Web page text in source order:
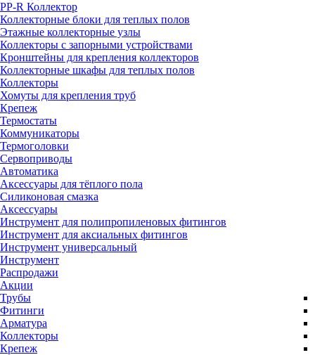
PP-R Коллектор
Коллекторные блоки для теплых полов
Этажные коллекторные узлы
Коллекторы с запорными устройствами
Кронштейны для крепления коллекторов
Коллекторные шкафы для теплых полов
Коллекторы
Хомуты для крепления труб
Крепеж
Термостаты
Коммуникаторы
Термоголовки
Сервоприводы
Автоматика
Аксессуары для тёплого пола
Силиконовая смазка
Аксессуары
Инструмент для полипропиленовых фитингов
Инструмент для аксиальных фитингов
Инструмент универсальный
Инструмент
Распродажи
Акции
Трубы
Фитинги
Арматура
Коллекторы
Крепеж